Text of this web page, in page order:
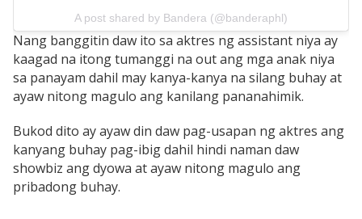
A post shared by Bandera (@banderaphl)
Nang banggitin daw ito sa aktres ng assistant niya ay
kaagad na itong tumanggi na out ang mga anak niya
sa panayam dahil may kanya-kanya na silang buhay at
ayaw nitong magulo ang kanilang pananahimik.
Bukod dito ay ayaw din daw pag-usapan ng aktres ang
kanyang buhay pag-ibig dahil hindi naman daw
showbiz ang dyowa at ayaw nitong magulo ang
pribadong buhay.